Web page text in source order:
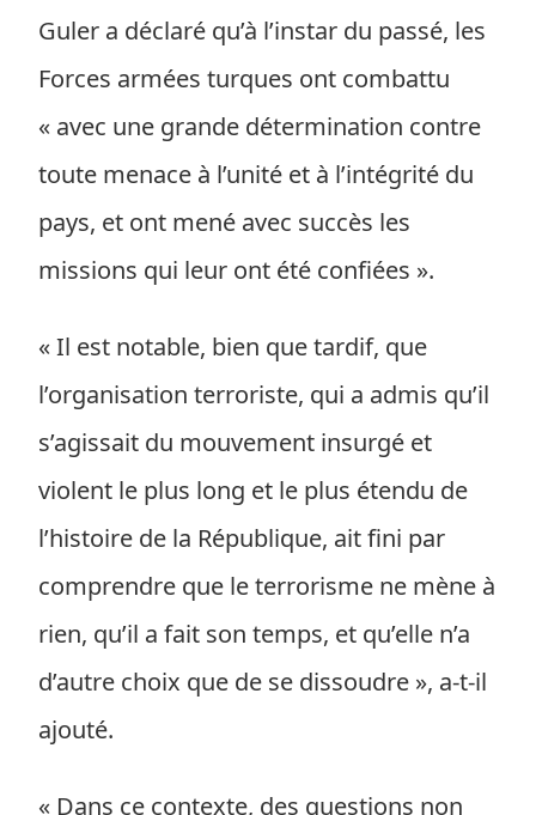
Guler a déclaré qu’à l’instar du passé, les
Forces armées turques ont combattu
« avec une grande détermination contre
toute menace à l’unité et à l’intégrité du
pays, et ont mené avec succès les
missions qui leur ont été confiées ».
« Il est notable, bien que tardif, que
l’organisation terroriste, qui a admis qu’il
s’agissait du mouvement insurgé et
violent le plus long et le plus étendu de
l’histoire de la République, ait fini par
comprendre que le terrorisme ne mène à
rien, qu’il a fait son temps, et qu’elle n’a
d’autre choix que de se dissoudre », a-t-il
ajouté.
« Dans ce contexte, des questions non